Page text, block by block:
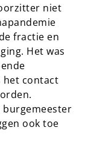
niet
fractie en
Het was
het contact
burgemeester
ook toe